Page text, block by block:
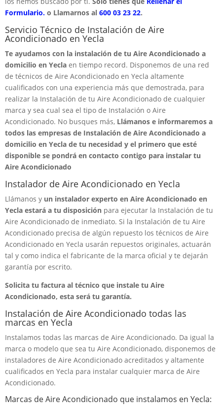
Formulario. o Llamarnos al 600 03 23 22.
Servicio Técnico de Instalación de Aire
Acondicionado en Yecla
Te ayudamos con la instalación de tu Aire Acondicionado a
domicilio en Yecla en tiempo record. Disponemos de una red
de técnicos de Aire Acondicionado en Yecla altamente
cualificados con una experiencia más que demostrada, para
realizar la Instalación de tu Aire Acondicionado de cualquier
marca y sea cual sea el tipo de Instalación o Aire
Acondicionado. No busques más, Llámanos e informaremos a
todos las empresas de Instalación de Aire Acondicionado a
domicilio en Yecla de tu necesidad y el primero que esté
disponible se pondrá en contacto contigo para instalar tu
Aire Acondicionado
Instalador de Aire Acondicionado en Yecla
Llámanos y un instalador experto en Aire Acondicionado en
Yecla estará a tu disposición para ejecutar la Instalación de tu
Aire Acondicionado de inmediato. Si la Instalación de tu Aire
Acondicionado precisa de algún repuesto los técnicos de Aire
Acondicionado en Yecla usarán repuestos originales, actuarán
tal y como indica el fabricante de la marca oficial y te dejarán
garantía por escrito.
Solicita tu factura al técnico que instale tu Aire
Acondicionado, esta será tu garantía.
Instalación de Aire Acondicionado todas las
marcas en Yecla
Instalamos todas las marcas de Aire Acondicionado. Da igual la
marca o modelo que sea tu Aire Acondicionado, disponemos de
instaladores de Aire Acondicionado acreditados y altamente
cualificados en Yecla para instalar cualquier marca de Aire
Acondicionado.
Marcas de Aire Acondicionado que instalamos en Yecla: